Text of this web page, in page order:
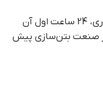
آن
در صنعت بتن‌سازی پیش